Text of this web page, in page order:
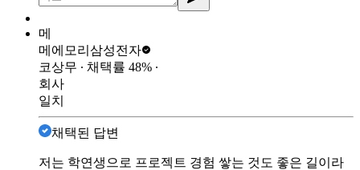
메
메에모리 삼성전자
코상무 ∙ 채택률 48% ∙
회사
일치
채택된 답변
저는 학연생으로 프로젝트 경험 쌓는 것도 좋은 길이라